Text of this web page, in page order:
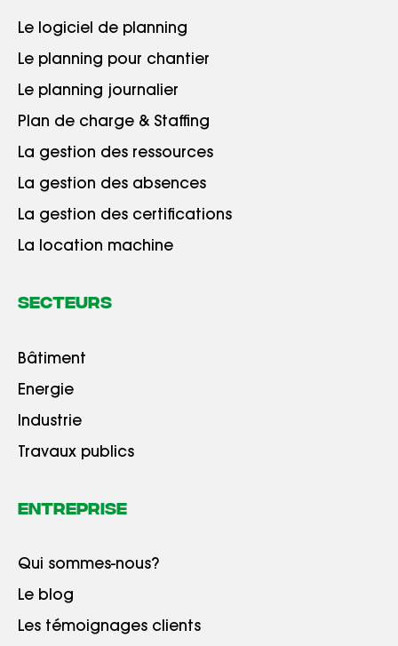
Le logiciel de planning
Le planning pour chantier
Le planning journalier
Plan de charge & Staffing
La gestion des ressources
La gestion des absences
La gestion des certifications
La location machine
Secteurs
Bâtiment
Energie
Industrie
Travaux publics
Entreprise
Qui sommes-nous?
Le blog
Les témoignages clients